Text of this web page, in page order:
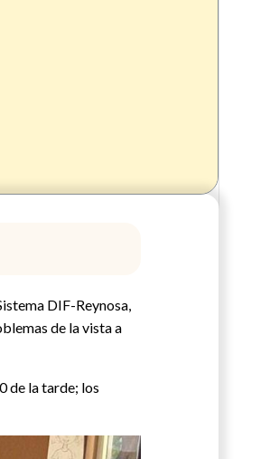
DIF-Reynosa,
de la vista a
de la tarde; los